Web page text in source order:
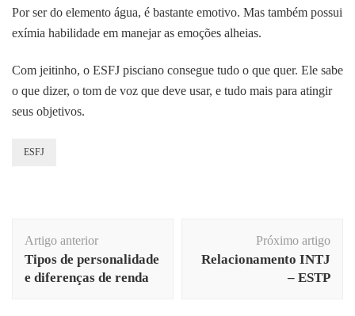
Por ser do elemento água, é bastante emotivo. Mas também possui
exímia habilidade em manejar as emoções alheias.
Com jeitinho, o ESFJ pisciano consegue tudo o que quer. Ele sabe
o que dizer, o tom de voz que deve usar, e tudo mais para atingir
seus objetivos.
ESFJ
de
post
Artigo anterior
Tipos de personalidade
e diferenças de renda
Próximo artigo
Relacionamento INTJ
– ESTP